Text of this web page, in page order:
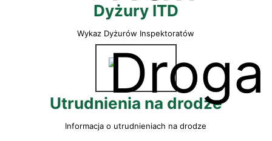
Dyżury ITD
Wykaz Dyżurów Inspektoratów
Utrudnienia na drodze
Informacja o utrudnieniach na drodze